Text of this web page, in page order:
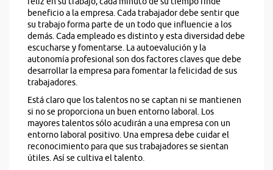
beneficio a la empresa. Cada trabajador debe sentir que
su trabajo forma parte de un todo que influencie a los
demás. Cada empleado es distinto y esta diversidad debe
escucharse y fomentarse. La autoevalución y la
autonomía profesional son dos factores claves que debe
desarrollar la empresa para fomentar la felicidad de sus
trabajadores.
Está claro que los talentos no se captan ni se mantienen
si no se proporciona un buen entorno laboral. Los
mayores talentos sólo acudirán a una empresa con un
entorno laboral positivo. Una empresa debe cuidar el
reconocimiento para que sus trabajadores se sientan
útiles. Así se cultiva el talento.